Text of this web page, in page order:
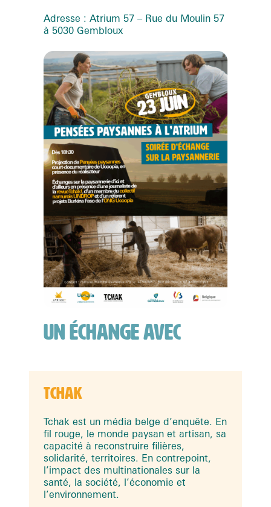
Adresse : Atrium 57 – Rue du Moulin 57
à 5030 Gembloux
UN ÉCHANGE AVEC
TCHAK
Tchak est un média belge d’enquête. En
fil rouge, le monde paysan et artisan, sa
capacité à reconstruire filières,
solidarité, territoires. En contrepoint,
l’impact des multinationales sur la
santé, la société, l’économie et
l’environnement.